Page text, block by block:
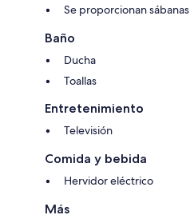
Se proporcionan sábanas
Baño
Ducha
Toallas
Entretenimiento
Televisión
Comida y bebida
Hervidor eléctrico
Más